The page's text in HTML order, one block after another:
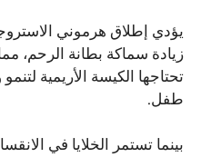
يؤدي إطلاق هرموني
زيادة سماكة بطانة الرحم،
تحتاجها الكيسة الأريمية
طفل.
بينما تستمر الخلايا في